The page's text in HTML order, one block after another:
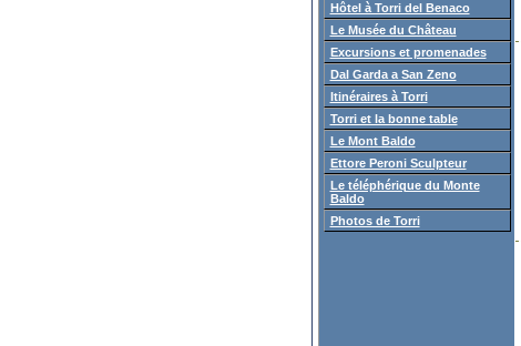
Hôtel à Torri del Benaco
Le Musée du Château
Excursions et promenades
Dal Garda a San Zeno
Itinéraires à Torri
Torri et la bonne table
Le Mont Baldo
Ettore Peroni Sculpteur
Le téléphérique du Monte
Baldo
Photos de Torri